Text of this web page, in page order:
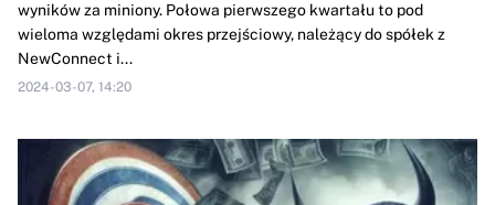
wyników za miniony. Połowa pierwszego kwartału to pod
wieloma względami okres przejściowy, należący do spółek z
NewConnect i...
2024-03-07, 14:20